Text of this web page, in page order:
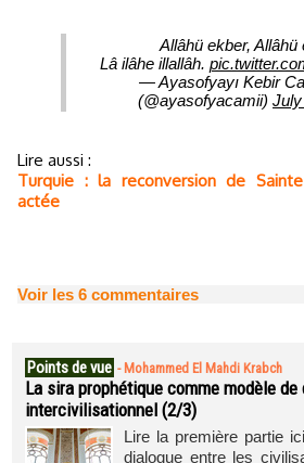
Allâhü ekber, Allâhü
Lâ ilâhe illallâh.
— Ayasofyayı Kebir
(@ayasofyacamii)
Lire aussi :
Turquie : la reconversion de
actée
Voir les 6 commentaires
Points de vue - Mohammed El Mahdi Krabch
La sira prophétique comme modèle de
intercivilisationnel (2/3)
Lire la première partie
dialogue entre les